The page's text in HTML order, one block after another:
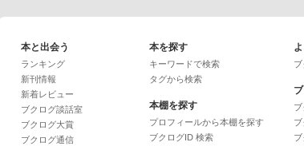
本と出会う
ランキング
新刊情報
新着レビュー
ブクログ談話室
ブクログ大賞
ブクログ通信
本を探す
キーワードで検索
タグから検索
本棚を探す
プロフィールから本棚を探す
ブクログID 検索